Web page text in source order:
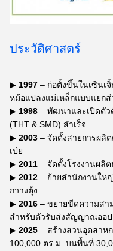
ประวัติศาสตร์
▶ 1997 – ก่อตั้งขึ้นในเซินเ
หม้อแปลงแม่เหล็กแบบแยก
▶ 1998 – พัฒนาและเปิดตัว
(THT & SMD) สำเร็จ
▶ 2003 – จัดตั้งสายการผลิ
เป่ย
▶ 2011 – จัดตั้งโรงงานผลิ
▶ 2012 – ย้ายสำนักงานให
กวางตุ้ง
▶ 2016 – ขยายขีดความสา
สำหรับตัวรับส่งสัญญาณออป
▶ 2025 – สร้างสวนอุตสาห
100,000 ตร.ม. บนพื้นที่